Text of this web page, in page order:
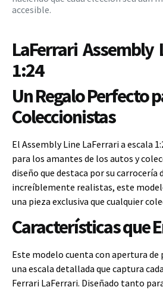
accesible.
LaFerrari Assembly
1:24
Un Regalo Perfecto
Coleccionistas
El Assembly Line LaFerrari a escala
para los amantes de los autos y
diseño que destaca por su carrocería
increíblemente realistas, este
una pieza exclusiva que cualquier
Características que
Este modelo cuenta con apertura
una escala detallada que captura
Ferrari LaFerrari. Diseñado tanto